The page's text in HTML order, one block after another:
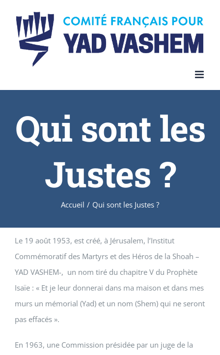
content
Qui sont les
Justes ?
Accueil / Qui sont les Justes ?
Le 19 août 1953, est créé, à Jérusalem, l’Institut
Commémoratif des Martyrs et des Héros de la Shoah –
YAD VASHEM-, un nom tiré du chapitre V du Prophète
Isaïe : « Et je leur donnerai dans ma maison et dans mes
murs un mémorial (Yad) et un nom (Shem) qui ne seront
pas effacés ».
En 1963, une Commission présidée par un juge de la